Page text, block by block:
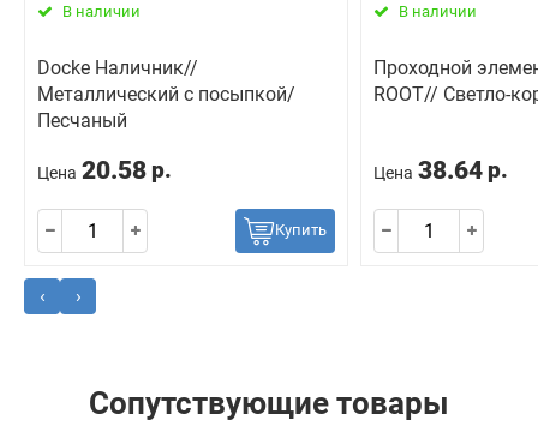
В наличии
Docke Наличник//
Металлический с посыпкой/
Песчаный
Цена 20.58 р.
Купить
В наличии
Проходной
ROOT// Светло-
Цена 38.64 р.
‹ ›
Сопутствующие товары